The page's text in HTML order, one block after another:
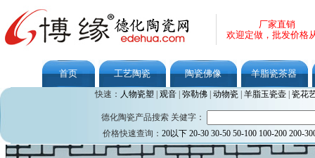
厂家直销
欢迎定做，批发价格
首页 工艺陶瓷 陶瓷佛像 羊脂瓷茶器
快速： 人物瓷塑 观音| 弥勒佛| 动物瓷| 羊脂玉瓷壶| 瓷花
德化陶瓷产品搜索 关健字：
价格快速查询： 20以下 20-30 30-50 50-100 100-200 200-